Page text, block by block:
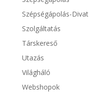
Szépségápolás-Divat
Szolgáltatás
Társkereső
Utazás
Világháló
Webshopok